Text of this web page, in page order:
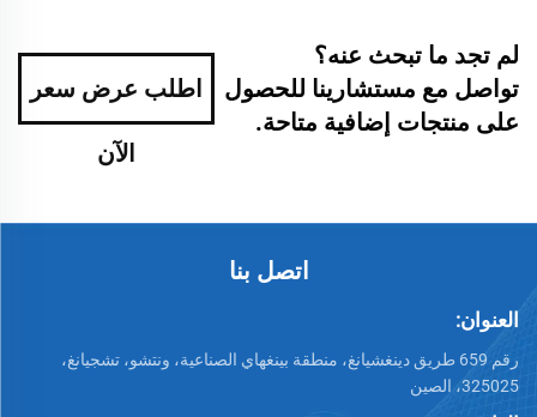
لم تجد ما تبحث عنه؟
تواصل مع مستشارينا للحصول
على منتجات إضافية متاحة.
اطلب عرض سعر
الآن
اتصل بنا
العنوان:
رقم 659 طريق دينغشيانغ، منطقة بينغهاي الصناعية، ونتشو، تشجيانغ،
325025، الصين